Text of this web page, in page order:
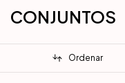
CONJUNTOS
Ordenar